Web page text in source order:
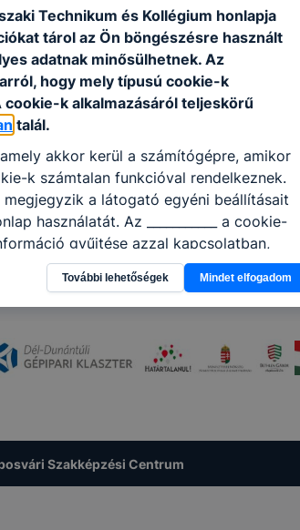
Szakképzési Centrum
Technikum és Kollégium honlapja
tárol az Ön böngészésre használt
adatnak minősülhetnek. Az
hogy mely típusú cookie-k
k alkalmazásáról teljeskörű
talál.
akkor kerül a számítógépre, amikor
k számtalan funkcióval rendelkeznek.
a látogató egyéni beállításait
használatát. Az ___________ a cookie-
gyűjtése azzal kapcsolatban,
felmérésével, hogy a honlap melyik
így megtudhatjuk, hogyan
élményt, ha ismét meglátogatja
engedélyezi a cookie-k beállításának a
automatikusan elfogadja
cookie-k alkalmazásának
hogy felhasználóink nem
teljes körű használatára, vagy a honlap a
További lehetőségek Mindet elfogadom